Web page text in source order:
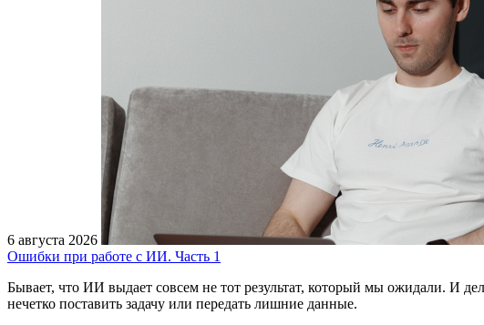
6 августа 2026
Ошибки при работе с ИИ. Часть 1
Бывает, что ИИ выдает совсем не тот результат, который мы ожидали. И
нечетко поставить задачу или передать лишние данные.